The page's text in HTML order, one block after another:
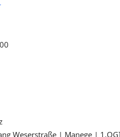
Weserstraße | Manege | 1.OG]